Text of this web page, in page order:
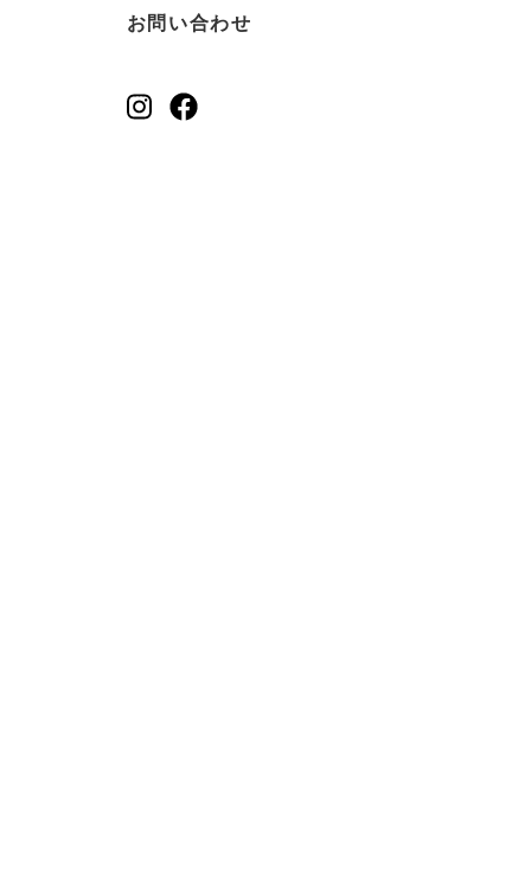
お問い合わせ